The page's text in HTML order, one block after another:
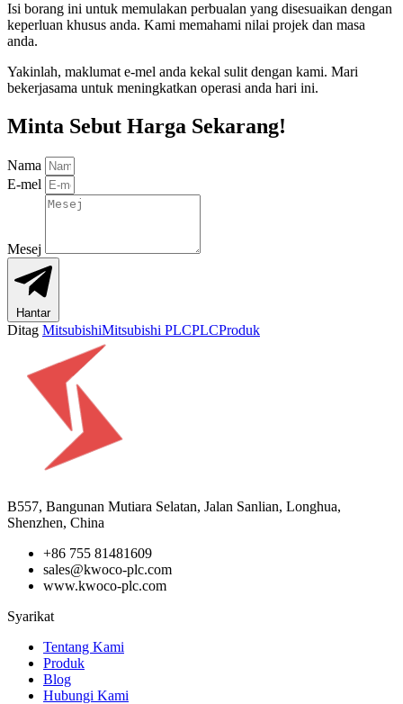
Isi borang ini untuk memulakan perbualan yang disesuaikan dengan
keperluan khusus anda. Kami memahami nilai projek dan masa
anda.
Yakinlah, maklumat e-mel anda kekal sulit dengan kami. Mari
bekerjasama untuk meningkatkan operasi anda hari ini.
Minta Sebut Harga Sekarang!
Nama
E-mel
Mesej
Hantar
Ditag MitsubishiMitsubishi PLCPLCProduk
B557, Bangunan Mutiara Selatan, Jalan Sanlian, Longhua,
Shenzhen, China
+86 755 81481609
sales@kwoco-plc.com
www.kwoco-plc.com
Syarikat
Tentang Kami
Produk
Blog
Hubungi Kami